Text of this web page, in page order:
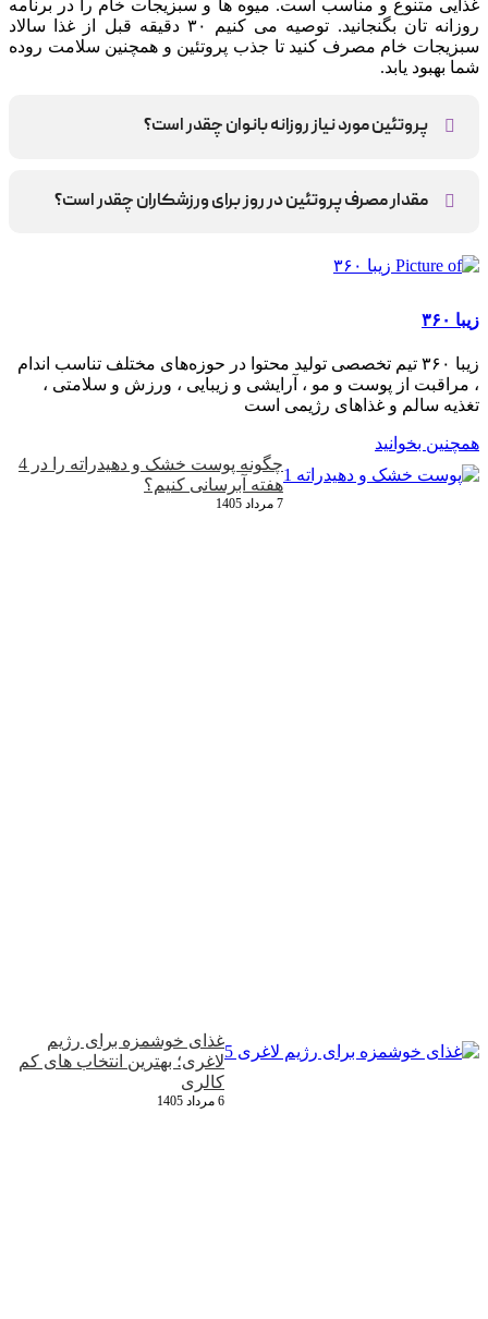
غذایی متنوع و مناسب است. میوه ها و سبزیجات خام را در برنامه
روزانه تان بگنجانید. توصیه می کنیم ۳۰ دقیقه قبل از غذا سالاد
سبزیجات خام مصرف کنید تا جذب پروتئین و همچنین سلامت روده
شما بهبود یابد.
پروتئین مورد نیاز روزانه بانوان چقدر است؟
مقدار مصرف پروتئین در روز برای ورزشکاران چقدر است؟
ازای هر کیلوگرم وزن بدن نیاز دارند. در مقابل ورزشکاران تمرینات
وزن بدن نیاز داشته باشند. همچنین در صورتی که هدف کاهش
است نیاز به پروتئین فراتر از ۲.۰ گرم به ازای هر کیلوگرم وزن بدن
باشد.
زیبا ۳۶۰
زیبا ۳۶۰ تیم تخصصی تولید محتوا در حوزه‌های مختلف تناسب اندام
، مراقبت از پوست و مو ، آرایشی و زیبایی ، ورزش و سلامتی ،
تغذیه سالم و غذاهای رژیمی است
همچنین بخوانید
چگونه پوست خشک و دهیدراته را در 4
هفته آبرسانی کنیم؟
7 مرداد 1405
غذای خوشمزه برای رژیم
لاغری؛ بهترین انتخاب‌ های کم‌
کالری
6 مرداد 1405